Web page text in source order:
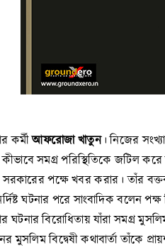
কর্মীআফরোজা খাতুন। নিজের
সমগ্র পরিস্থিতিকে জটিল
পক্ষে খবর করার। তাঁর
ঘটনার পরে সাংবাদিক বলেন
বিরোধিতায় যাঁরা সমগ্র
বিদ্বেষী কথাবার্তা তাঁকে